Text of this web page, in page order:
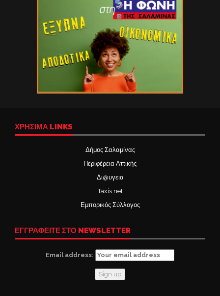
ΧΡΉΣΙΜΑ LINKS
Δήμος Σαλαμίνας
Περιφέρεια Αττικής
Δι@υγεια
Taxis net
Εμπορικός Σύλλογος
ΕΓΓΡΑΦΕΙΤΕ ΣΤΟ NEWSLETTER
Email address: